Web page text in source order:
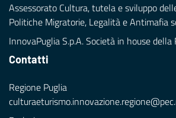
Assessorato Cultura, tutela e sviluppo
Politiche Migratorie, Legalità e Antimafia
InnovaPuglia S.p.A. Società in house della
Contatti
Regione Puglia